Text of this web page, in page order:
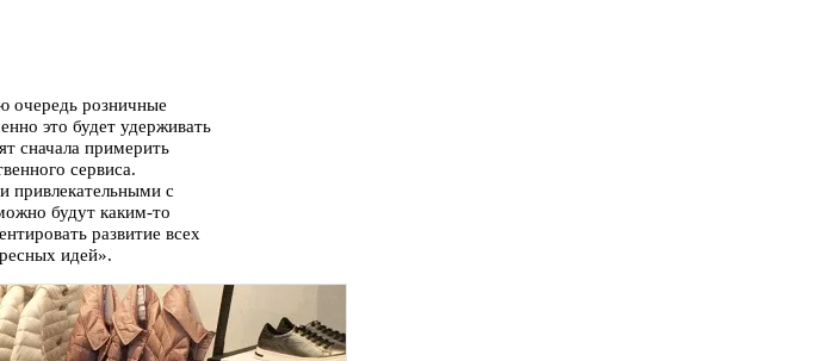
очередь розничные
это будет удерживать
сначала примерить
сервиса.
привлекательными с
будут каким-то
развитие всех
идей».